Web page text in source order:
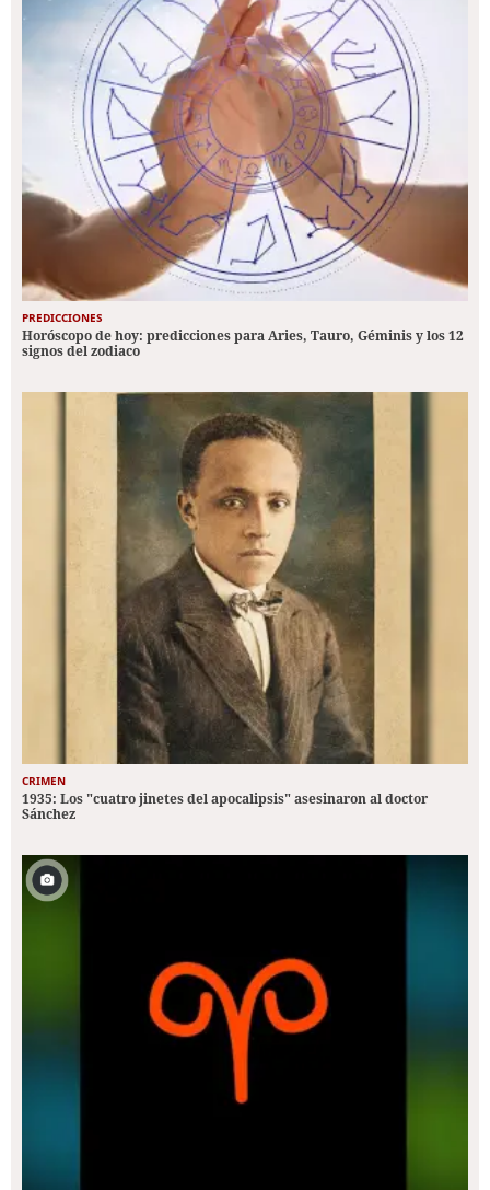
PREDICCIONES
Horóscopo de hoy: predicciones para Aries, Tauro, Géminis y los 12
signos del zodiaco
CRIMEN
1935: Los "cuatro jinetes del apocalipsis" asesinaron al doctor
Sánchez